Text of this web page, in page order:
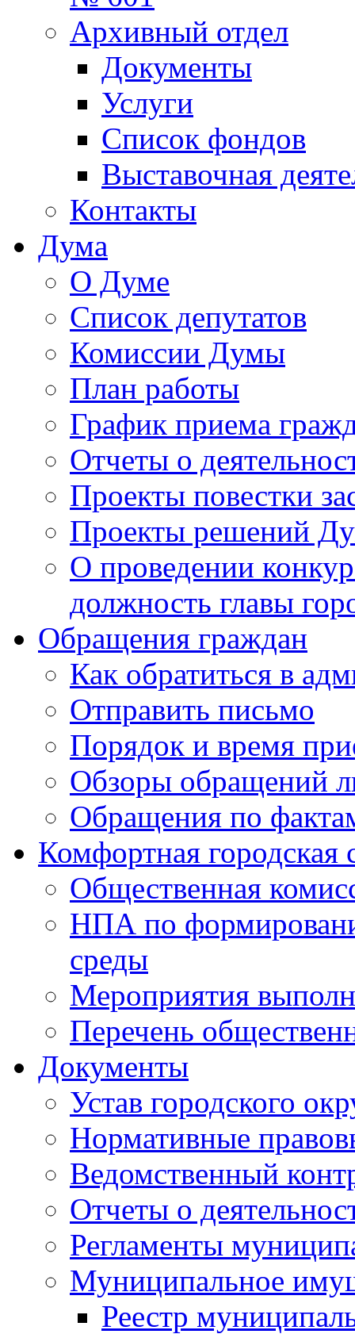
Архивный отдел
Документы
Услуги
Список фондов
Выставочная
Контакты
Дума
О Думе
Список депутатов
Комиссии Думы
План работы
График приема
Отчеты о
Проекты повестки
Проекты решений
О проведении
должность главы
Обращения граждан
Как обратиться в
Отправить письмо
Порядок и время
Обзоры обращений
Обращения по
Комфортная городская
Общественная
НПА по
среды
Мероприятия
Перечень
Документы
Устав городского
Нормативные
Ведомственный
Отчеты о
Регламенты
Муниципальное
Реестр